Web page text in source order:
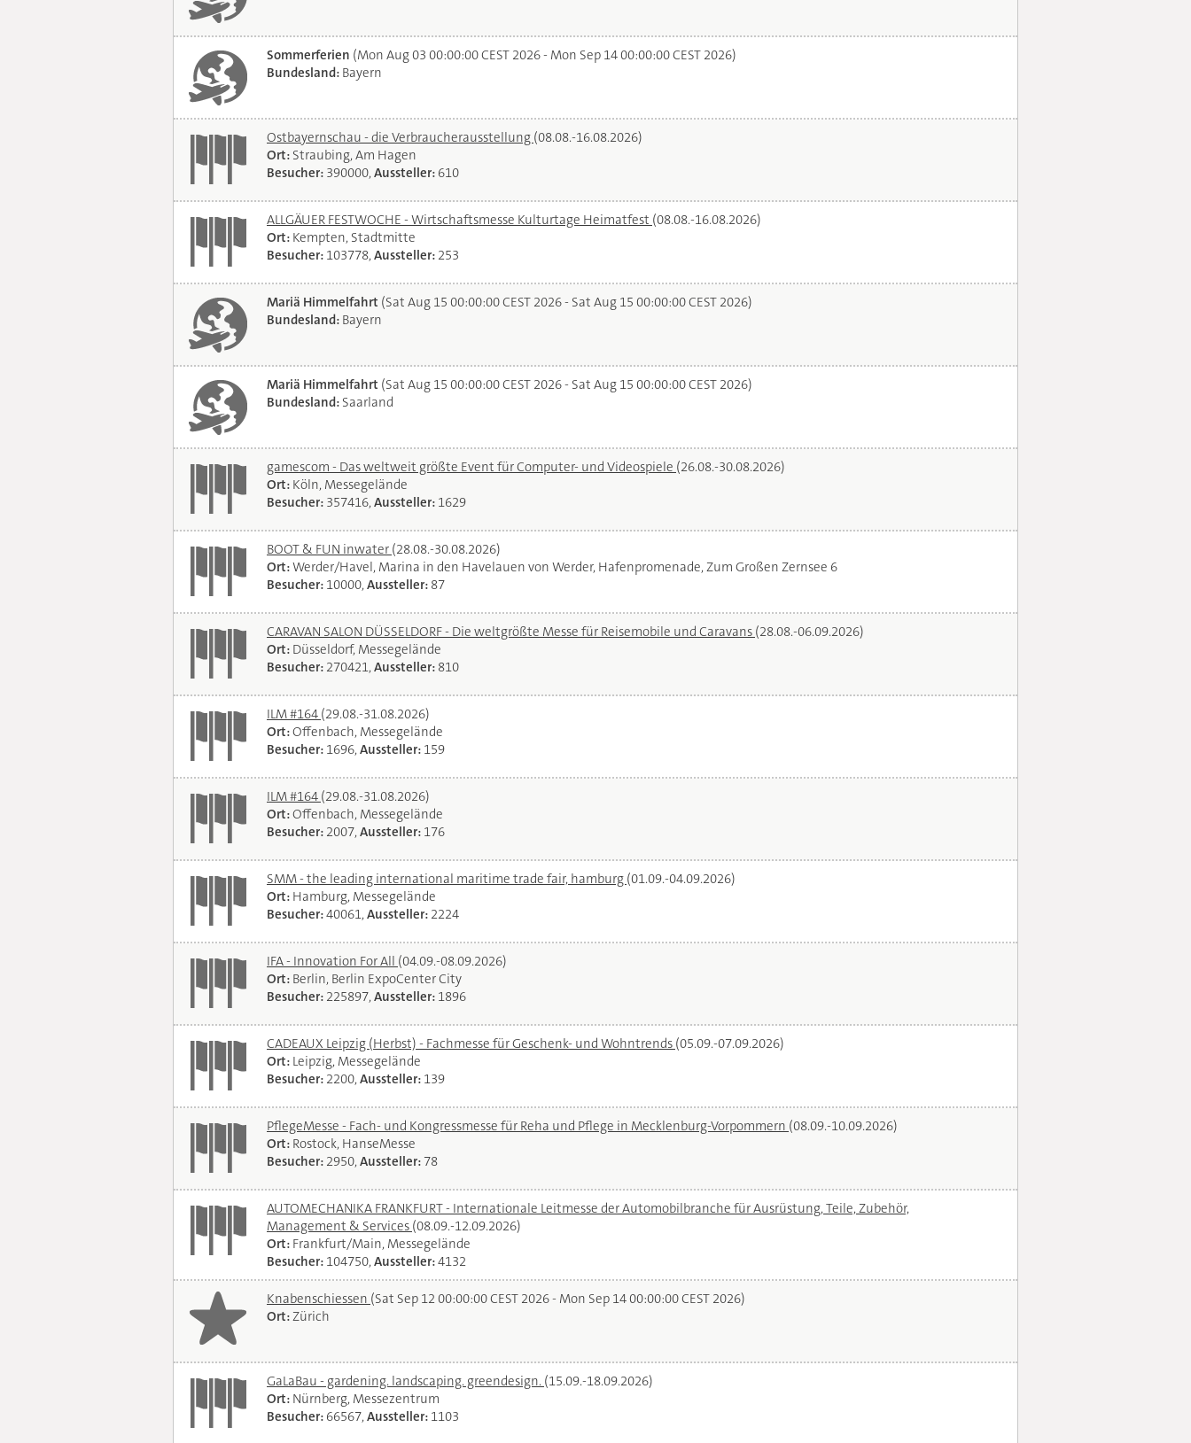
Sommerferien (Mon Aug 03 00:00:00 CEST 2026 - Mon Sep 14 00:00:00 CEST 2026)
Bundesland: Bayern
Ostbayernschau - die Verbraucherausstellung (08.08.-16.08.2026)
Ort: Straubing, Am Hagen
Besucher: 390000,Aussteller: 610
ALLGÄUER FESTWOCHE - Wirtschaftsmesse Kulturtage Heimatfest (08.08.-16.08.2026)
Ort: Kempten, Stadtmitte
Besucher: 103778,Aussteller: 253
Mariä Himmelfahrt (Sat Aug 15 00:00:00 CEST 2026 - Sat Aug 15 00:00:00 CEST 2026)
Bundesland: Bayern
Mariä Himmelfahrt (Sat Aug 15 00:00:00 CEST 2026 - Sat Aug 15 00:00:00 CEST 2026)
Bundesland: Saarland
gamescom - Das weltweit größte Event für Computer- und Videospiele (26.08.-30.08.2026)
Ort: Köln, Messegelände
Besucher: 357416,Aussteller: 1629
BOOT & FUN inwater (28.08.-30.08.2026)
Ort:Werder/Havel, Marina in den Havelauen von Werder, Hafenpromenade, Zum Großen Zernsee 6
Besucher: 10000,Aussteller: 87
CARAVAN SALON DÜSSELDORF - Die weltgrößte Messe für Reisemobile und Caravans (28.08.-06.09.2026)
Ort: Düsseldorf, Messegelände
Besucher: 270421,Aussteller: 810
ILM #164 (29.08.-31.08.2026)
Ort:Offenbach, Messegelände
Besucher: 1696,Aussteller: 159
ILM #164 (29.08.-31.08.2026)
Ort:Offenbach, Messegelände
Besucher: 2007,Aussteller: 176
SMM - the leading international maritime trade fair, hamburg (01.09.-04.09.2026)
Ort: Hamburg, Messegelände
Besucher:40061,Aussteller: 2224
IFA - Innovation For All (04.09.-08.09.2026)
Ort: Berlin, Berlin ExpoCenter City
Besucher: 225897,Aussteller: 1896
CADEAUX Leipzig (Herbst) - Fachmesse für Geschenk- und Wohntrends (05.09.-07.09.2026)
Ort: Leipzig, Messegelände
Besucher: 2200,Aussteller: 139
PflegeMesse - Fach- und Kongressmesse für Reha und Pflege in Mecklenburg-Vorpommern (08.09.-10.09.2026)
Ort: Rostock, HanseMesse
Besucher: 2950,Aussteller: 78
AUTOMECHANIKA FRANKFURT - Internationale Leitmesse der Automobilbranche für Ausrüstung, Teile, Zubehör,
Management & Services (08.09.-12.09.2026)
Ort: Frankfurt/Main, Messegelände
Besucher: 104750,Aussteller:4132
Knabenschiessen (Sat Sep 12 00:00:00 CEST 2026 - Mon Sep 14 00:00:00 CEST 2026)
Ort:Zürich
GaLaBau - gardening. landscaping. greendesign. (15.09.-18.09.2026)
Ort: Nürnberg, Messezentrum
Besucher: 66567,Aussteller: 1103